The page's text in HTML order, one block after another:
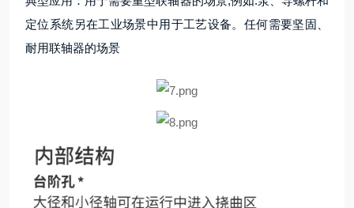
定位系统另在工业场景中用于工艺设备。任何需要坚固、
耐用联轴器的场景